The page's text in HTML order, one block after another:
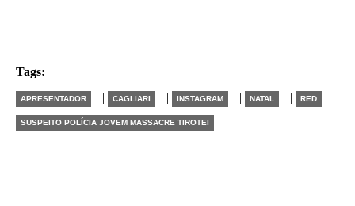
Tags:
APRESENTADOR | CAGLIARI | INSTAGRAM | NATAL | RED |
SUSPEITO POLÍCIA JOVEM MASSACRE TIROTEI